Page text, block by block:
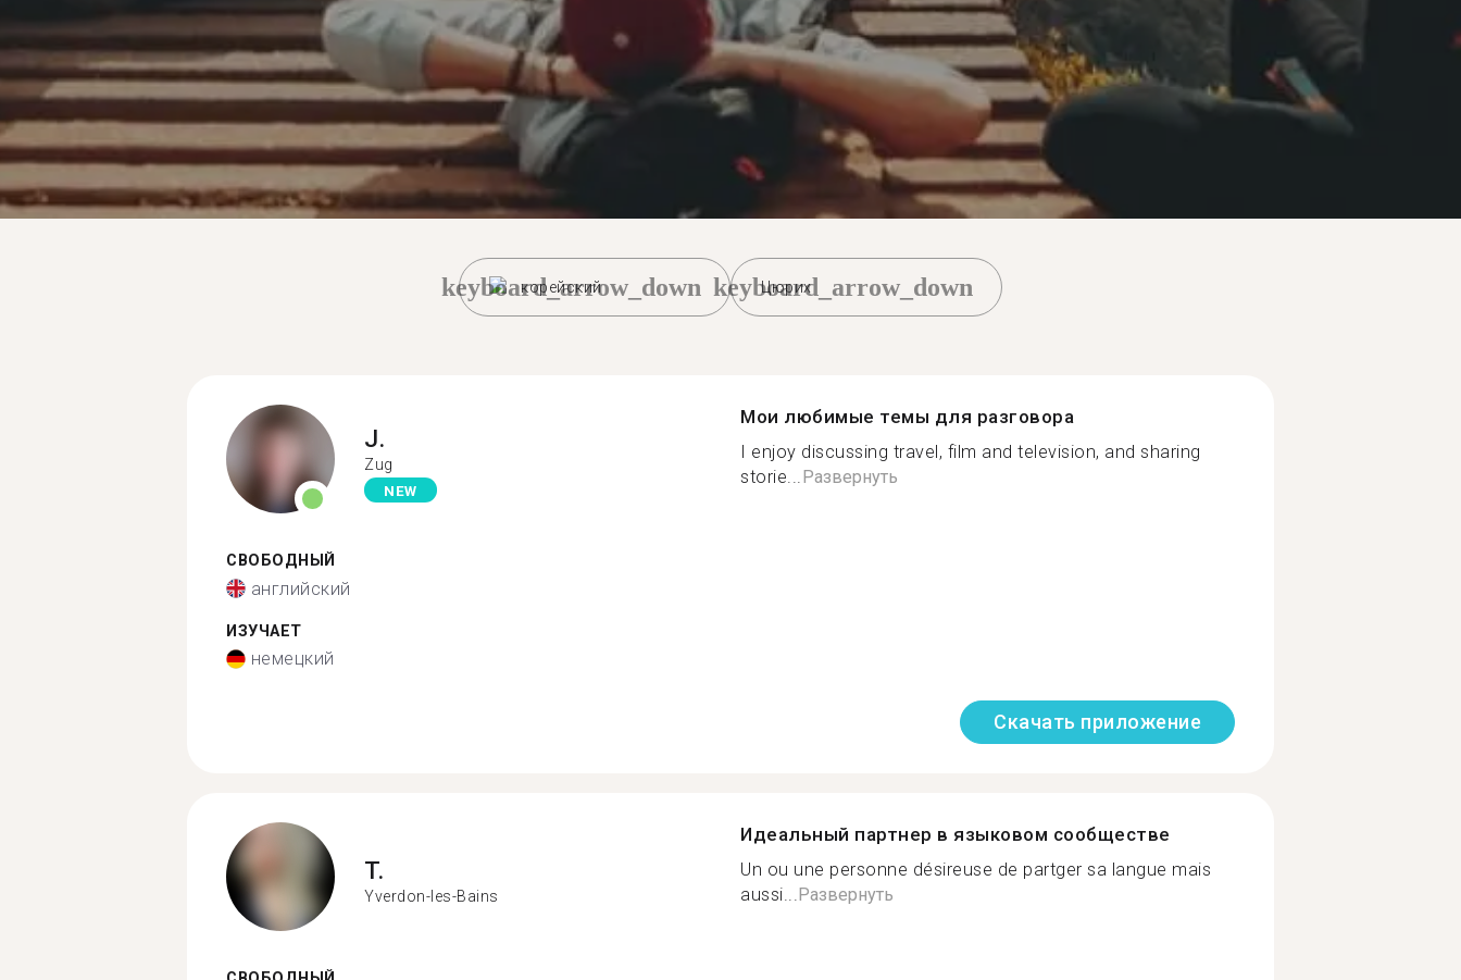
корейский
keyboard_arrow_down Цюрих
keyboard_arrow_down
J.
Zug
NEW
СВОБОДНЫЙ
английский
ИЗУЧАЕТ
немецкий
Мои любимые темы для разговора
I enjoy discussing travel, film and television, and sharing
storie...Развернуть
Скачать приложение
T.
Yverdon-les-Bains
Идеальный партнер в языковом сообществе
Un ou une personne désireuse de partger sa langue mais
aussi...Развернуть